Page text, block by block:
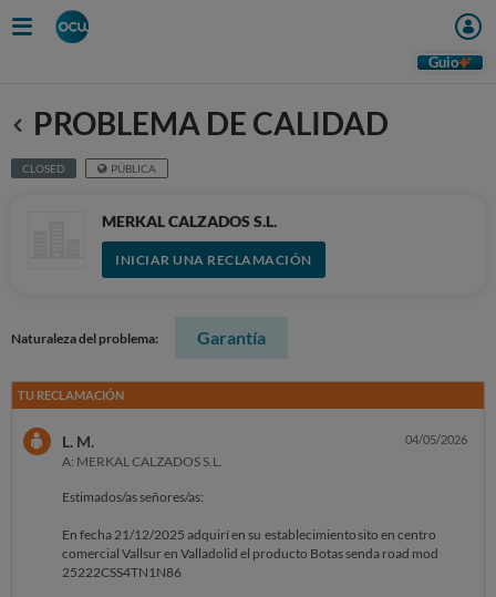
Guio
Anterior
PROBLEMA DE CALIDAD
CLOSED PÚBLICA
MERKAL CALZADOS S.L.
INICIAR UNA RECLAMACIÓN
Naturaleza del problema: Garantía
TU RECLAMACIÓN
L. M.
A: MERKAL CALZADOS S.L.
04/05/2026
Estimados/as señores/as:
En fecha 21/12/2025 adquirí en su establecimiento sito en centro
comercial Vallsur en Valladolid el producto Botas senda road mod
25222CSS4TN1N86